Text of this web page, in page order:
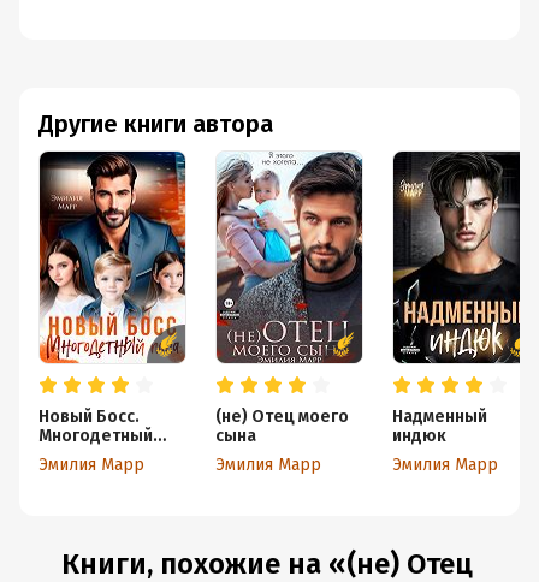
Другие книги автора
Новый Босс.
Многодетный
папа
Эмилия Марр
(не) Отец моего
сына
Эмилия Марр
Надменный
индюк
Эмилия Марр
Книги, похожие на «(не) Отец